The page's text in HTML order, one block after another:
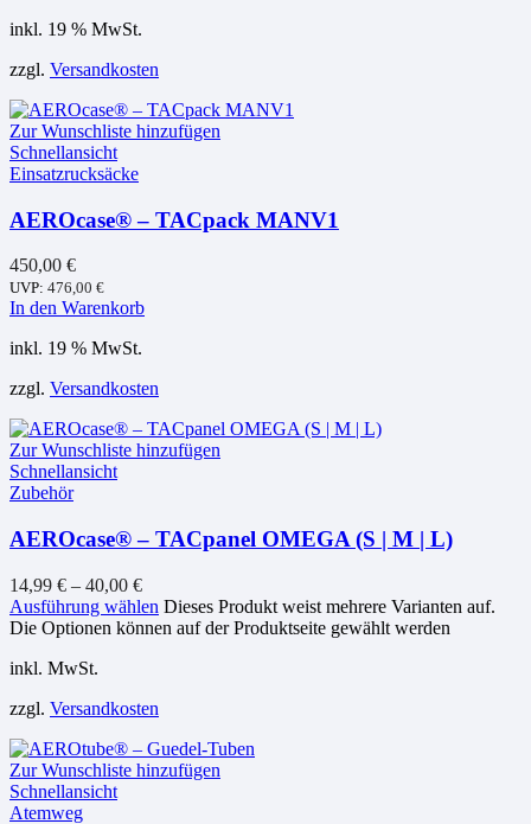
inkl. 19 % MwSt.
zzgl. Versandkosten
Zur Wunschliste hinzufügen
Schnellansicht
Einsatzrucksäcke
AEROcase® – TACpack MANV1
450,00 €
UVP: 476,00 €
In den Warenkorb
inkl. 19 % MwSt.
zzgl. Versandkosten
Zur Wunschliste hinzufügen
Schnellansicht
Zubehör
AEROcase® – TACpanel OMEGA (S | M | L)
14,99 € – 40,00 €
Ausführung wählen Dieses Produkt weist mehrere Varianten auf.
Die Optionen können auf der Produktseite gewählt werden
inkl. MwSt.
zzgl. Versandkosten
Zur Wunschliste hinzufügen
Schnellansicht
Atemweg